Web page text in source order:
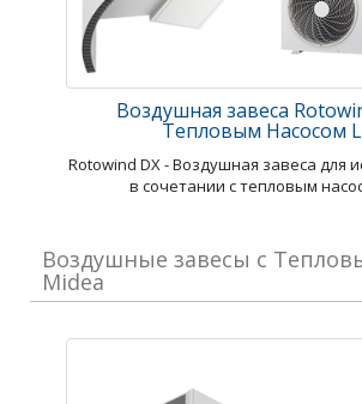
Воздушная завеса
Тепловым Насосом
Rotowind DX - Воздушная завеса для
в сочетании с тепловым
Воздушные завесы с
Midea